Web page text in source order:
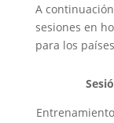
A
sesiones en
para los